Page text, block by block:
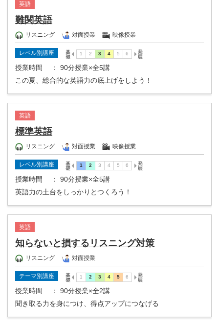
英語
難関英語
リスニング 対面授業 映像授業
レベル別講座
授業時間
： 90分授業×全5講
この夏、総合的な英語力の底上げをしよう！
英語
標準英語
リスニング 対面授業 映像授業
レベル別講座
授業時間
： 90分授業×全5講
英語力の土台をしっかりとつくろう！
英語
知らないと損するリスニング対策
リスニング 対面授業
テーマ別講座
授業時間
： 90分授業×全2講
聞き取る力を身につけ、得点アップにつなげる